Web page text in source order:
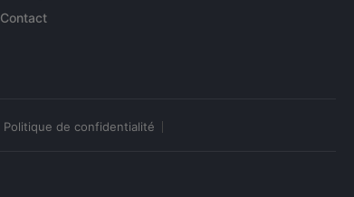
Contact
Politique de confidentialité